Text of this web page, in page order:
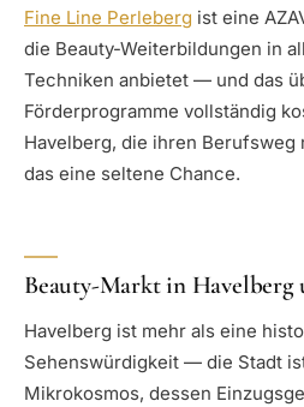
Fine Line Perleberg ist eine
die Beauty-Weiterbildungen in
Techniken anbietet — und das
Förderprogramme vollständig
Havelberg, die ihren
das eine seltene Chance.
Beauty-Markt in Havelberg
Havelberg ist mehr als eine
Sehenswürdigkeit — die Stadt
Mikrokosmos, dessen